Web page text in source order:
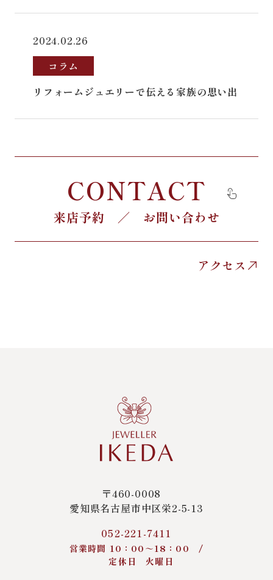
2024.02.26
コラム
リフォームジュエリーで伝える家族の思い出
CONTACT
来店予約 ／ お問い合わせ
アクセス
〒460-0008
愛知県名古屋市中区栄2-5-13
052-221-7411
営業時間 10：00～18：00 /
定休日 火曜日